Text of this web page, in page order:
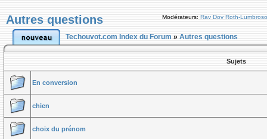
Autres questions Modérateurs: Rav Dov Roth-Lumbroso
Techouvot.com Index du Forum » Autres questions
Sujets
En conversion
chien
choix du prénom